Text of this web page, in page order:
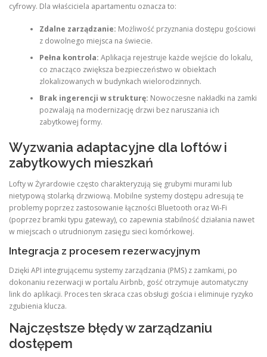
cyfrowy. Dla właściciela apartamentu oznacza to:
Zdalne zarządzanie: Możliwość przyznania dostępu gościowi
z dowolnego miejsca na świecie.
Pełna kontrola: Aplikacja rejestruje każde wejście do lokalu,
co znacząco zwiększa bezpieczeństwo w obiektach
zlokalizowanych w budynkach wielorodzinnych.
Brak ingerencji w strukturę: Nowoczesne nakładki na zamki
pozwalają na modernizację drzwi bez naruszania ich
zabytkowej formy.
Wyzwania adaptacyjne dla loftów i
zabytkowych mieszkań
Lofty w Żyrardowie często charakteryzują się grubymi murami lub
nietypową stolarką drzwiową. Mobilne systemy dostępu adresują te
problemy poprzez zastosowanie łączności Bluetooth oraz Wi-Fi
(poprzez bramki typu gateway), co zapewnia stabilność działania nawet
w miejscach o utrudnionym zasięgu sieci komórkowej.
Integracja z procesem rezerwacyjnym
Dzięki API integrującemu systemy zarządzania (PMS) z zamkami, po
dokonaniu rezerwacji w portalu Airbnb, gość otrzymuje automatyczny
link do aplikacji. Proces ten skraca czas obsługi gościa i eliminuje ryzyko
zgubienia klucza.
Najczęstsze błędy w zarządzaniu
dostępem